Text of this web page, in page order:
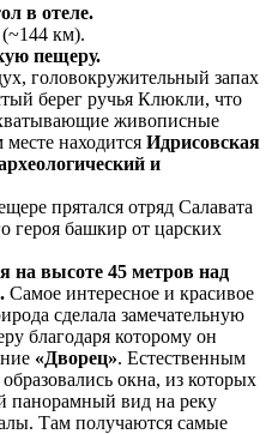
в отеле.
км).
пещеру.
головокружительный запах
берег ручья Клюкли, что
живописные
находится Идрисовская
и
прятался отряд Салавата
башкир от царских
на высоте 45 метров над
Самое интересное и красивое
сделала замечательную
благодаря которому он
«Дворец». Естественным
окна, из которых
панорамный вид на реку
Там получаются самые